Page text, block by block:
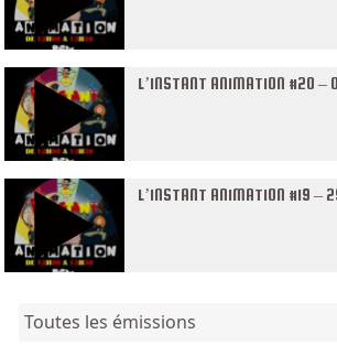
L’INSTANT ANIMATION #20
L’INSTANT ANIMATION #19 –
Toutes les émissions